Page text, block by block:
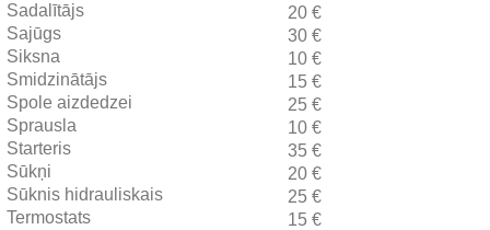
Sadalītājs
20 €
Sajūgs
30 €
Siksna
10 €
Smidzinātājs
15 €
Spole aizdedzei
25 €
Sprausla
10 €
Starteris
35 €
Sūkņi
20 €
Sūknis hidrauliskais
25 €
Termostats
15 €